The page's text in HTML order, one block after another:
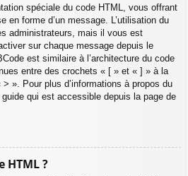
spéciale du code HTML, vous offrant
en forme d’un message. L’utilisation du
administrateurs, mais il vous est
sur chaque message depuis le
est similaire à l’architecture du code
entre des crochets « [ » et « ] » à la
». Pour plus d’informations à propos du
qui est accessible depuis la page de
HTML ?